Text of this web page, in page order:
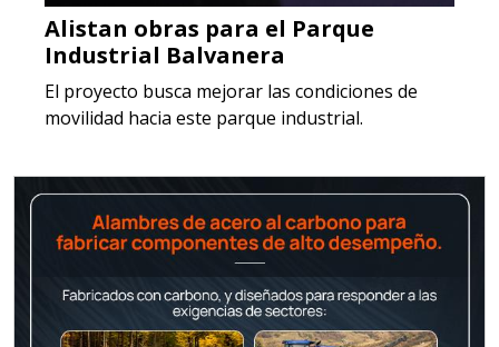
Alistan obras para el Parque
Industrial Balvanera
El proyecto busca mejorar las condiciones de
movilidad hacia este parque industrial.